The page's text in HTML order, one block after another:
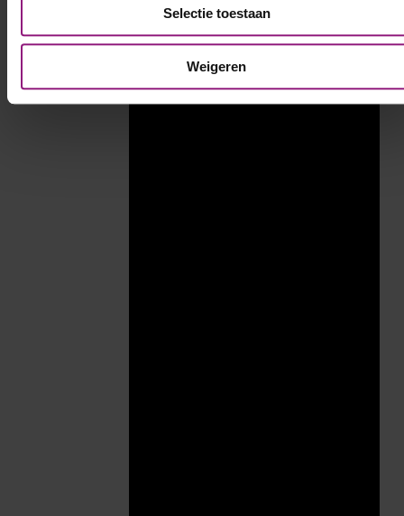
Selectie toestaan
Weigeren